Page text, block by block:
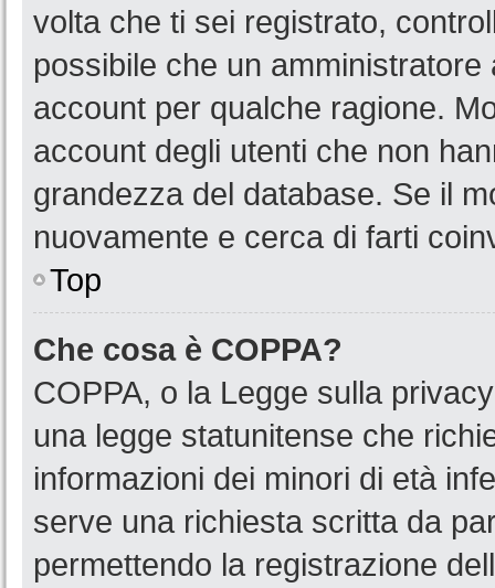
volta che ti sei registrato,
possibile che un
account per qualche ragione.
account degli utenti che non
grandezza del database. Se il
nuovamente e cerca di farti
Top
Che cosa è COPPA?
COPPA, o la Legge sulla
una legge statunitense che
informazioni dei minori di età
serve una richiesta scritta da
permettendo la registrazione